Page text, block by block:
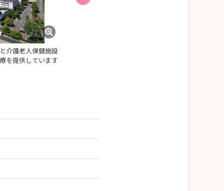
介護老人保健施設
を提供しています